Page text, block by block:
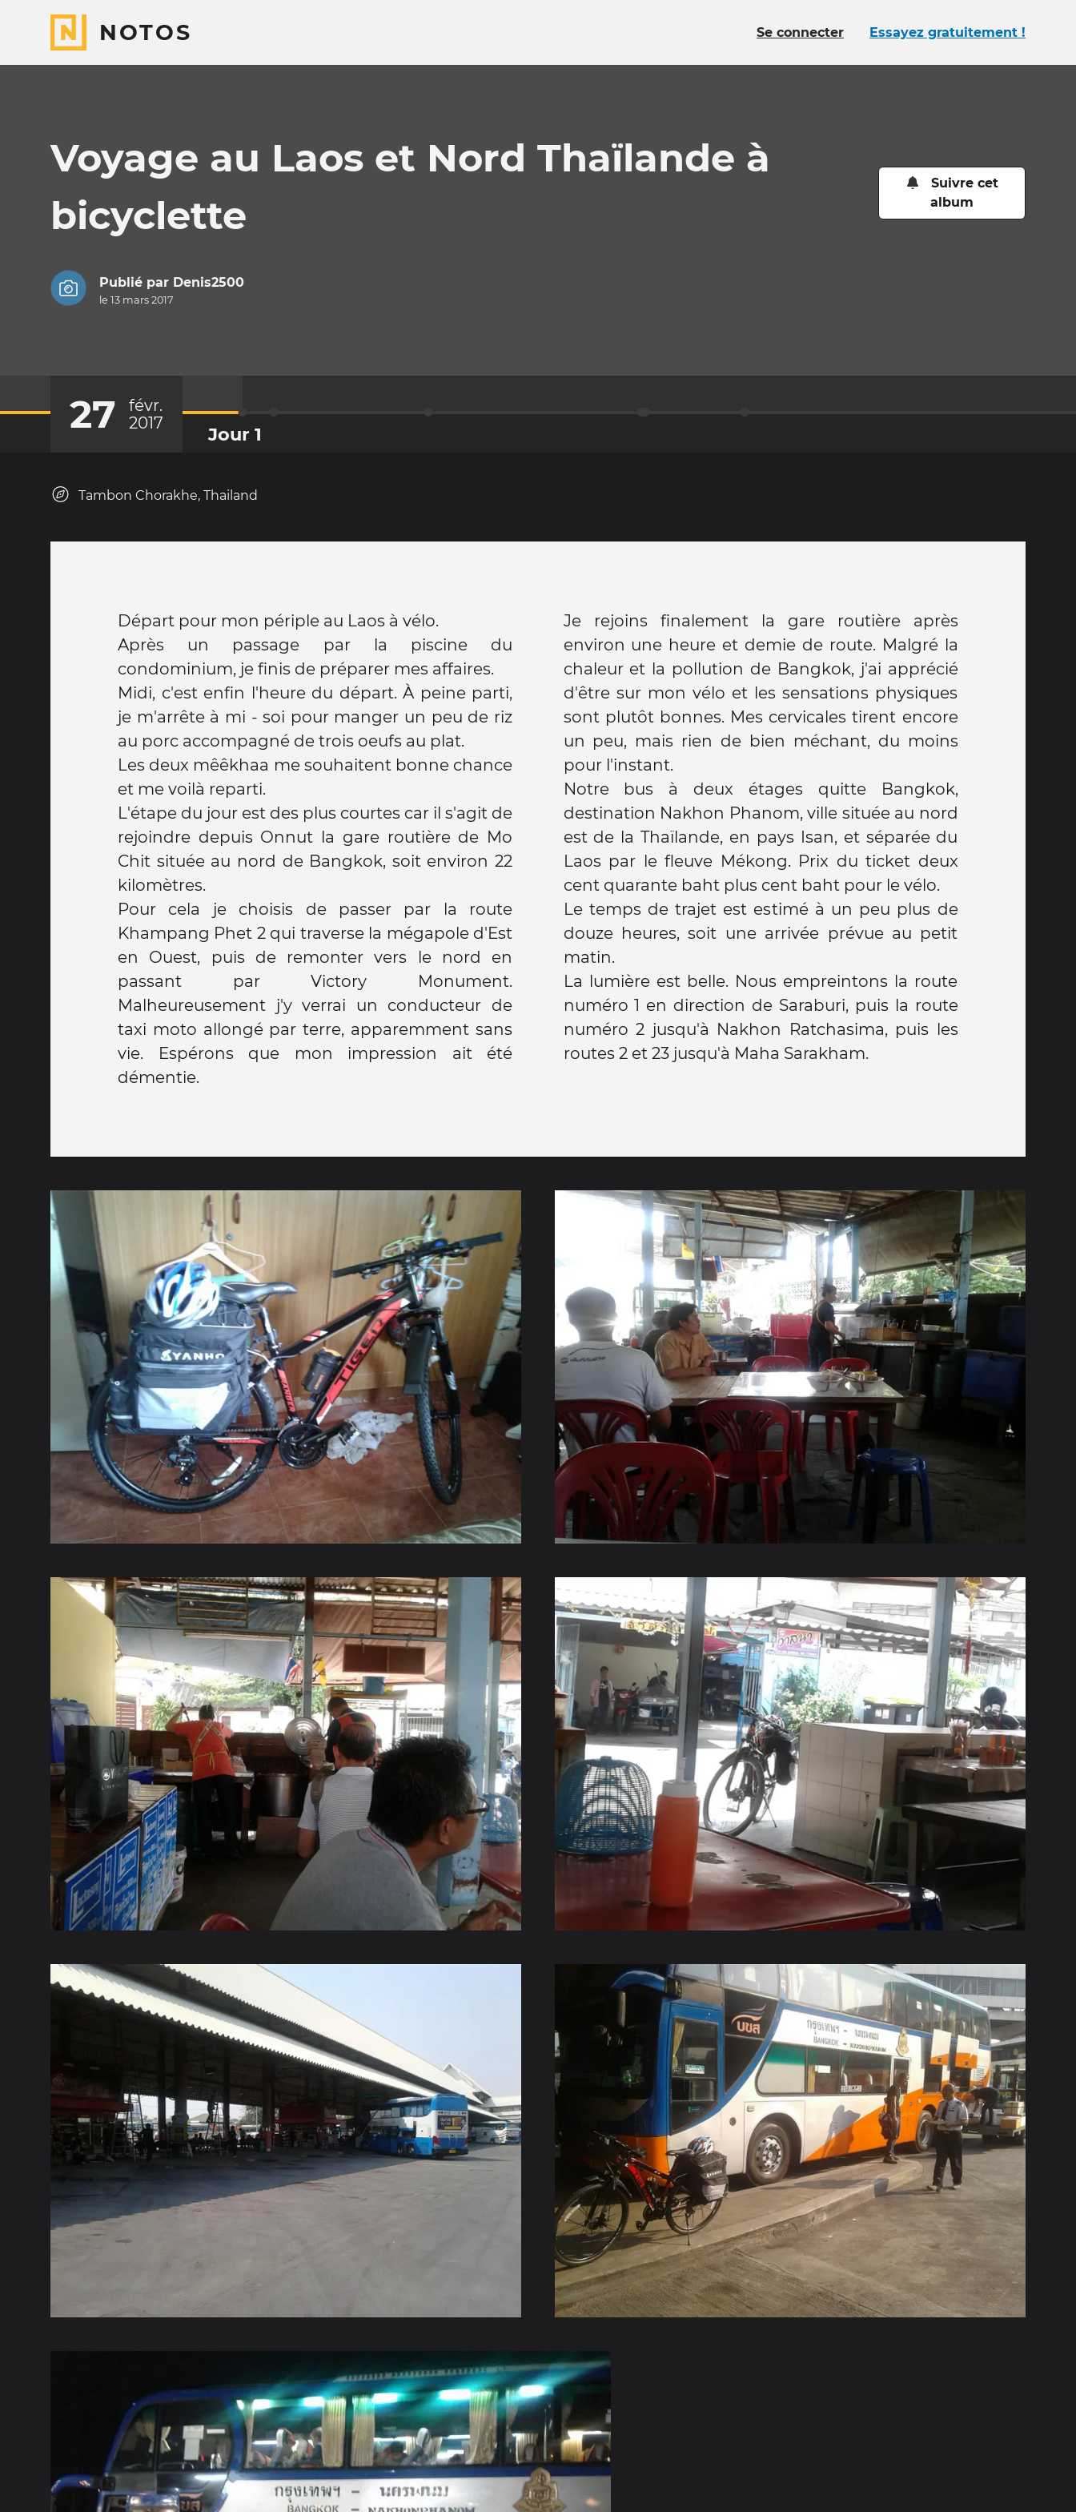
NOTOS Se connecter Essayez gratuitement !
Voyage au Laos et Nord Thaïlande à
bicyclette
Suivre cet
album
Publié par Denis2500
le 13 mars 2017
27
févr.
2017
Jour 1
Tambon Chorakhe, Thailand
Départ pour mon périple au Laos à vélo.
Après un passage par la piscine du
condominium, je finis de préparer mes affaires.
Midi, c'est enfin l'heure du départ. À peine parti,
je m'arrête à mi - soi pour manger un peu de riz
au porc accompagné de trois oeufs au plat.
Les deux mêêkhaa me souhaitent bonne chance
et me voilà reparti.
L'étape du jour est des plus courtes car il s'agit de
rejoindre depuis Onnut la gare routière de Mo
Chit située au nord de Bangkok, soit environ 22
kilomètres.
Pour cela je choisis de passer par la route
Khampang Phet 2 qui traverse la mégapole d'Est
en Ouest, puis de remonter vers le nord en
passant par Victory Monument.
Malheureusement j'y verrai un conducteur de
taxi moto allongé par terre, apparemment sans
vie. Espérons que mon impression ait été
démentie.
Je rejoins finalement la gare routière après
environ une heure et demie de route. Malgré la
chaleur et la pollution de Bangkok, j'ai apprécié
d'être sur mon vélo et les sensations physiques
sont plutôt bonnes. Mes cervicales tirent encore
un peu, mais rien de bien méchant, du moins
pour l'instant.
Notre bus à deux étages quitte Bangkok,
destination Nakhon Phanom, ville située au nord
est de la Thaïlande, en pays Isan, et séparée du
Laos par le fleuve Mékong. Prix du ticket deux
cent quarante baht plus cent baht pour le vélo.
Le temps de trajet est estimé à un peu plus de
douze heures, soit une arrivée prévue au petit
matin.
La lumière est belle. Nous empreintons la route
numéro 1 en direction de Saraburi, puis la route
numéro 2 jusqu'à Nakhon Ratchasima, puis les
routes 2 et 23 jusqu'à Maha Sarakham.